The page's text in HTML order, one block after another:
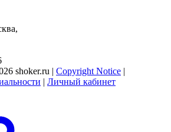
shoker.ru | Copyright Notice |
| Личный кабинет